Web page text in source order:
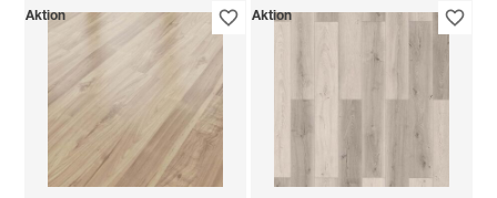
Aktion Aktion